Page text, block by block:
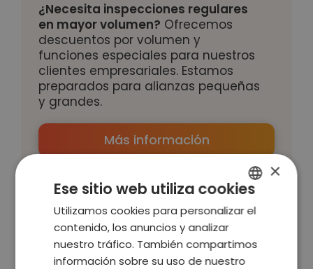
¿Necesita inspecciones regulares
en mayor volumen? Ofrecemos
descuentos por volumen y
funciones especiales para nuestros
clientes empresariales. Estamos
preparados para alianzas pequeñas
y grandes.
Más información
ENGLISH
GERMAN
CZECH
×
Ese sitio web utiliza cookies
Utilizamos cookies para personalizar el
contenido, los anuncios y analizar
nuestro tráfico. También compartimos
información sobre su uso de nuestro